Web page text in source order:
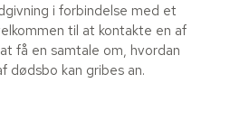
i forbindelse med et
til at kontakte en af
få en samtale om, hvordan
dødsbo kan gribes an.